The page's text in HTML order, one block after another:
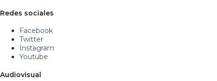
Redes sociales
Facebook
Twitter
Instagram
Youtube
Audiovisual